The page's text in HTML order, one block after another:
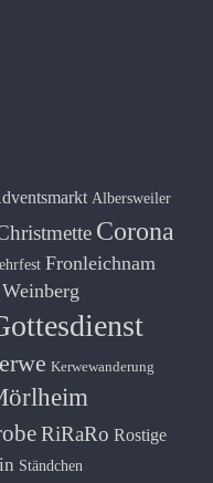
Albersweiler
Corona
Fronleichnam
Kerwewanderung
RiRaRo Rostige
Ständchen